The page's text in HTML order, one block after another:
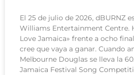
El 25 de julio de 2026, dBURNZ
Williams Entertainment Centre.
Love Jamaica» frente a ocho
cree que vaya a ganar. Cuando
Melbourne Douglas se lleva la
Jamaica Festival Song